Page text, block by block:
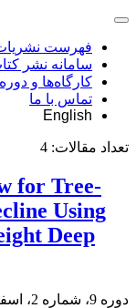
فهرست
سامانه نشر
کارگاه‌ها و
تماس با ما
English
تعداد مقالات: 4
for Tree-
Using
Deep
دوره 9، شماره 2، اسفند 2025، صفحه